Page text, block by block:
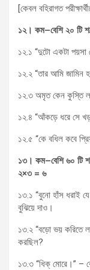
[কেবল বহিরাগত
১২। কম–বেশি ২০ টি
১২.১ “দুটো একটা পয়সা
১২.২ “তার আমি জামিন
১২.৩ অমৃত কেন কুস্তি
১২.৪ “আঁকড়ে ধরে সে
১২.৫ “কে বধিল কবে
১৩। কম–বেশি ৬০ টি
২×৩ = ৬
১৩.১ “বুনো হাঁস ধরাই
বুঝিয়ে দাও।
১৩.২ “বড়ো ভয় করিতে
করছিল?
১৩.৩ “ধিক্ মোরে।” –